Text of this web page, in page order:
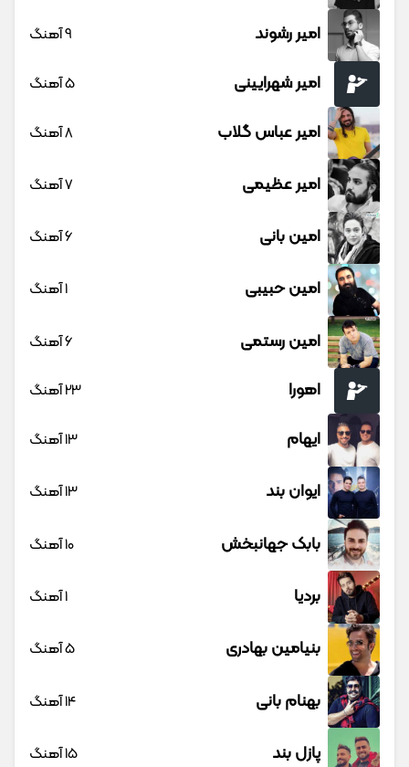
امیر رشوند 9 آهنگ
امیر شهرایینی 5 آهنگ
امیر عباس گلاب 8 آهنگ
امیر عظیمی 7 آهنگ
امین بانی 6 آهنگ
امین حبیبی 1 آهنگ
امین رستمی 6 آهنگ
اهورا 23 آهنگ
ایهام 13 آهنگ
ایوان بند 13 آهنگ
بابک جهانبخش 10 آهنگ
بردیا 1 آهنگ
بنیامین بهادری 5 آهنگ
بهنام بانی 14 آهنگ
پازل بند 15 آهنگ